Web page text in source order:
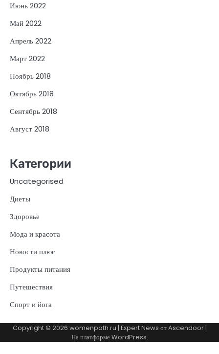
Июнь 2022
Май 2022
Апрель 2022
Март 2022
Ноябрь 2018
Октябрь 2018
Сентябрь 2018
Август 2018
Категории
Uncategorised
Диеты
Здоровье
Мода и красота
Новости плюс
Продукты питания
Путешествия
Спорт и йога
Copyright © 2026 womenpath.ru | Expert News отAscendoor|
На платформеWordPress.